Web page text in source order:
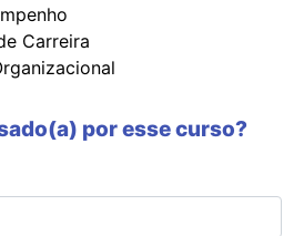
Carreira
por esse curso?